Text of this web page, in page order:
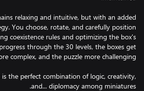
relaxing and intuitive, but with an added
You choose, rotate, and carefully position
coexistence rules and optimizing the box's
through the 30 levels, the boxes get
the perfect combination of logic, creativity,
and... diplomacy among miniatures.